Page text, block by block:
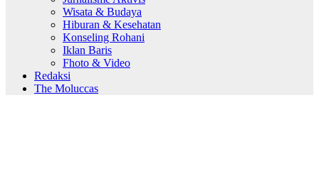
Wisata & Budaya
Hiburan & Kesehatan
Konseling Rohani
Iklan Baris
Fhoto & Video
Redaksi
The Moluccas